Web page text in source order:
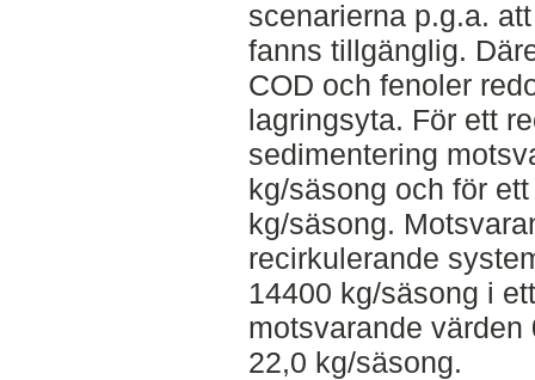
scenarierna p.g.a.
fanns tillgänglig.
COD och fenoler
lagringsyta. För ett
sedimentering
kg/säsong och för
kg/säsong.
recirkulerande
14400 kg/säsong i
motsvarande
22,0 kg/säsong.